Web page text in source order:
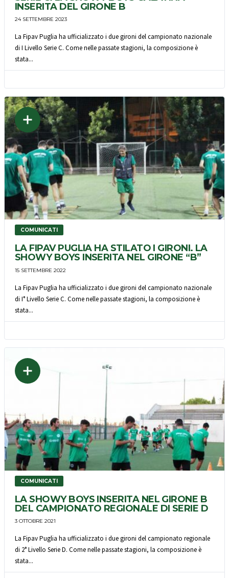
INSERITA DEL GIRONE B
24 SETTEMBRE 2023
La Fipav Puglia ha ufficializzato i due gironi del campionato nazionale
di I Livello Serie C. Come nelle passate stagioni, la composizione è
stata...
COMUNICATI
LA FIPAV PUGLIA HA STILATO I GIRONI. LA
SHOWY BOYS INSERITA NEL GIRONE “B”
15 SETTEMBRE 2022
La Fipav Puglia ha ufficializzato i due gironi del campionato nazionale
di I° Livello Serie C. Come nelle passate stagioni, la composizione è
stata...
COMUNICATI
LA SHOWY BOYS INSERITA NEL GIRONE B
DEL CAMPIONATO REGIONALE DI SERIE D
3 OTTOBRE 2021
La Fipav Puglia ha ufficializzato i due gironi del campionato regionale
di 2° Livello Serie D. Come nelle passate stagioni, la composizione è
stata...